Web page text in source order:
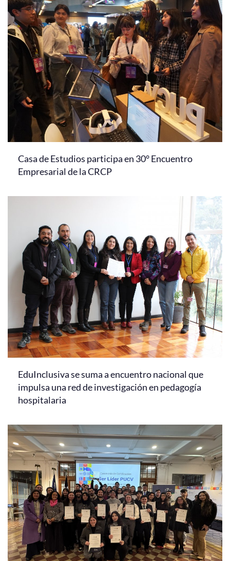
Casa de Estudios participa en 30° Encuentro
Empresarial de la CRCP
EduInclusiva se suma a encuentro nacional que
impulsa una red de investigación en pedagogía
hospitalaria